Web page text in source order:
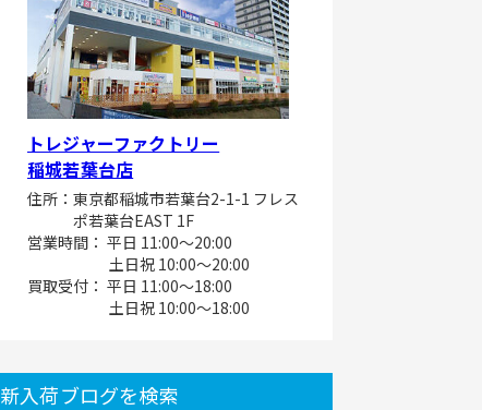
トレジャーファクトリー
稲城若葉台店
住所：東京都稲城市若葉台2-1-1 フレス
ポ若葉台EAST 1F
営業時間： 平日 11:00～20:00
土日祝 10:00～20:00
買取受付： 平日 11:00～18:00
土日祝 10:00～18:00
新入荷ブログを検索